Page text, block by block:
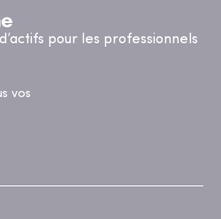
pour les professionnels
vos